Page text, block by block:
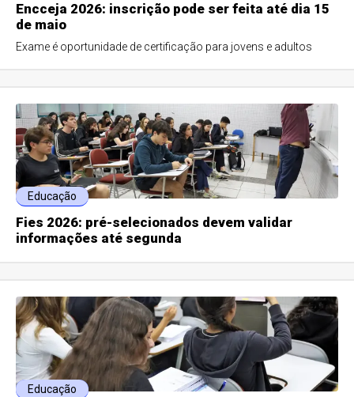
Encceja 2026: inscrição pode ser feita até dia 15
de maio
Exame é oportunidade de certificação para jovens e adultos
Educação
Fies 2026: pré-selecionados devem validar
informações até segunda
Educação